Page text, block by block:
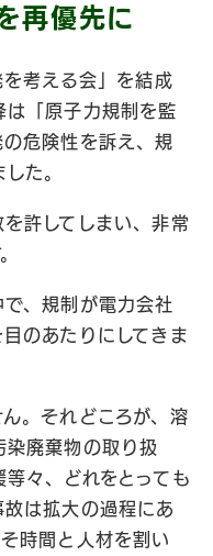
再優先に
考える会」を結成
は「原子力規制を監
危険性を訴え、規
た。
許してしまい、非常
、規制が電力会社
のあたりにしてきま
。それどころが、溶
廃棄物の取り扱
々、どれをとっても
は拡大の過程にあ
時間と人材を割い